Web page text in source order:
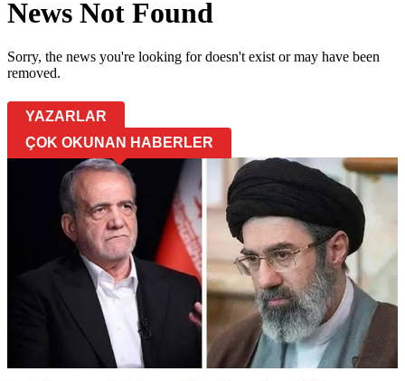
News Not Found
Sorry, the news you're looking for doesn't exist or may have been
removed.
YAZARLAR
ÇOK OKUNAN HABERLER